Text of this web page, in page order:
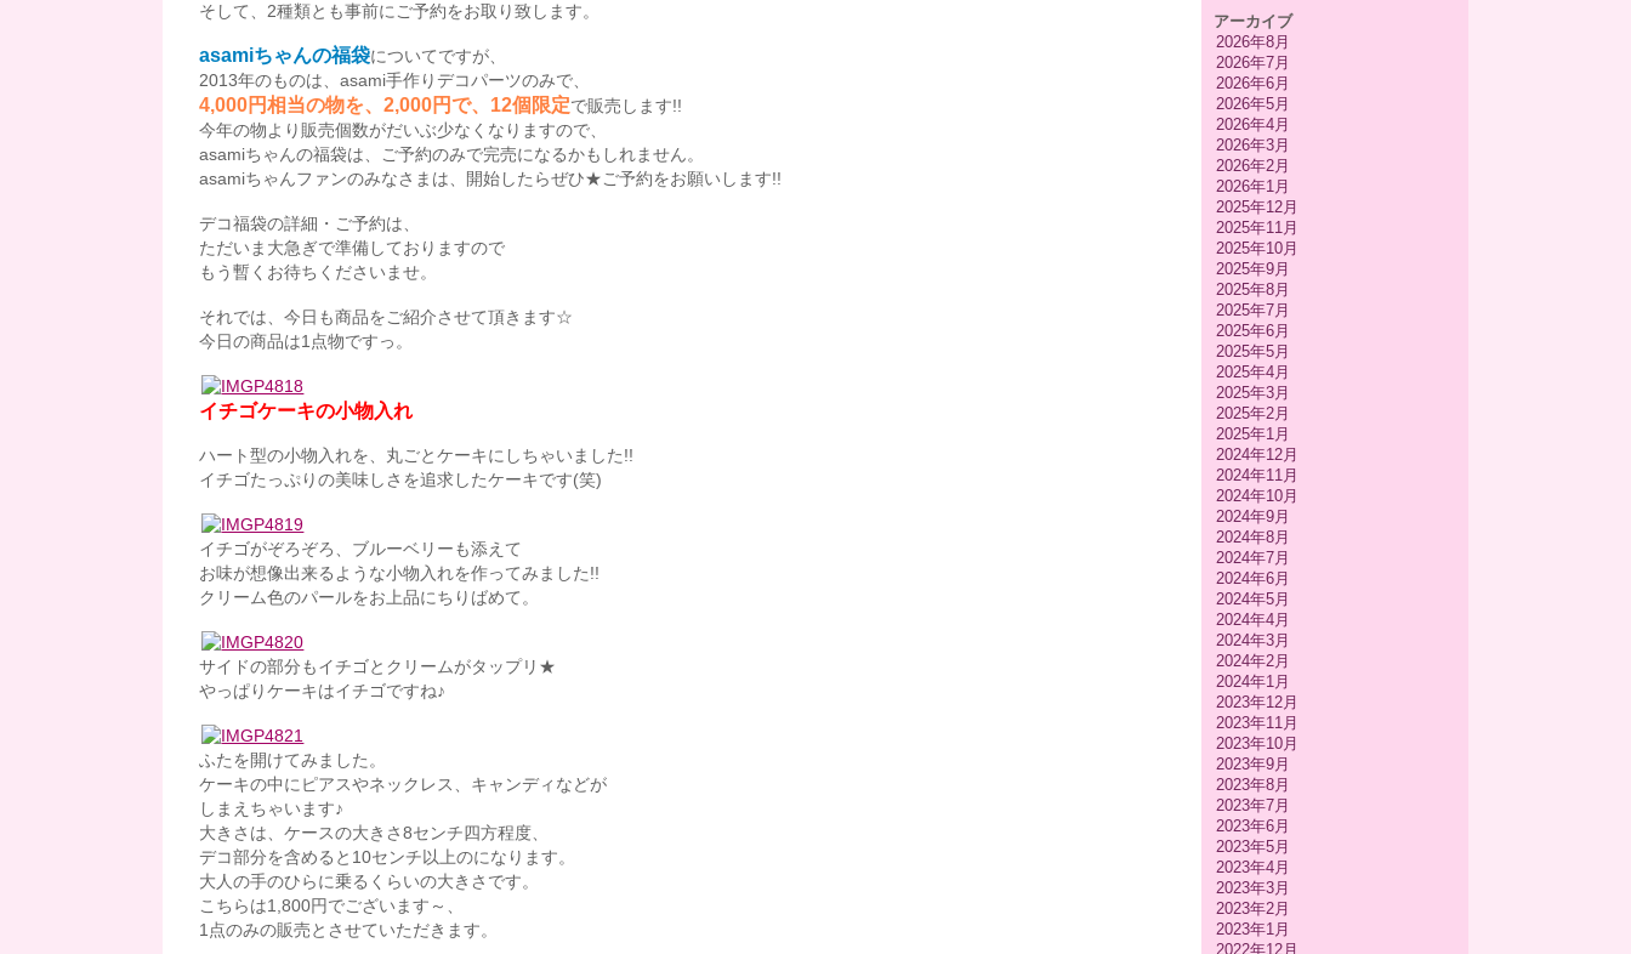
アーカイブ
2026年8月
2026年7月
2026年6月
2026年5月
2026年4月
2026年3月
2026年2月
2026年1月
2025年12月
2025年11月
2025年10月
2025年9月
2025年8月
2025年7月
2025年6月
2025年5月
2025年4月
2025年3月
2025年2月
2025年1月
2024年12月
2024年11月
2024年10月
2024年9月
2024年8月
2024年7月
2024年6月
2024年5月
2024年4月
2024年3月
2024年2月
2024年1月
2023年12月
2023年11月
2023年10月
2023年9月
2023年8月
2023年7月
2023年6月
2023年5月
2023年4月
2023年3月
2023年2月
2023年1月
2022年12月
そして、2種類とも事前にご予約をお取り致します。
asamiちゃんの福袋についてですが、
2013年のものは、asami手作りデコパーツのみで、
4,000円相当の物を、2,000円で、12個限定で販売します!!
今年の物より販売個数がだいぶ少なくなりますので、
asamiちゃんの福袋は、ご予約のみで完売になるかもしれません。
asamiちゃんファンのみなさまは、開始したらぜひ★ご予約をお願いします!!
デコ福袋の詳細・ご予約は、
ただいま大急ぎで準備しておりますので
もう暫くお待ちくださいませ。
それでは、今日も商品をご紹介させて頂きます☆
今日の商品は1点物ですっ。
イチゴケーキの小物入れ
ハート型の小物入れを、丸ごとケーキにしちゃいました!!
イチゴたっぷりの美味しさを追求したケーキです(笑)
イチゴがぞろぞろ、ブルーベリーも添えて
お味が想像出来るような小物入れを作ってみました!!
クリーム色のパールをお上品にちりばめて。
サイドの部分もイチゴとクリームがタップリ★
やっぱりケーキはイチゴですね♪
ふたを開けてみました。
ケーキの中にピアスやネックレス、キャンディなどが
しまえちゃいます♪
大きさは、ケースの大きさ8センチ四方程度、
デコ部分を含めると10センチ以上のになります。
大人の手のひらに乗るくらいの大きさです。
こちらは1,800円でございます～、
1点のみの販売とさせていただきます。